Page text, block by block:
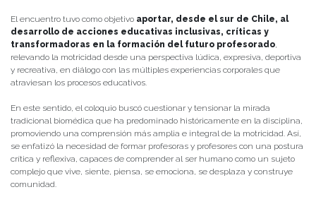
El encuentro tuvo como objetivo aportar, desde el sur de Chile, al
desarrollo de acciones educativas inclusivas, críticas y
transformadoras en la formación del futuro profesorado,
relevando la motricidad desde una perspectiva lúdica, expresiva, deportiva
y recreativa, en diálogo con las múltiples experiencias corporales que
atraviesan los procesos educativos.
En este sentido, el coloquio buscó cuestionar y tensionar la mirada
tradicional biomédica que ha predominado históricamente en la disciplina,
promoviendo una comprensión más amplia e integral de la motricidad. Así,
se enfatizó la necesidad de formar profesoras y profesores con una postura
crítica y reflexiva, capaces de comprender al ser humano como un sujeto
complejo que vive, siente, piensa, se emociona, se desplaza y construye
comunidad.